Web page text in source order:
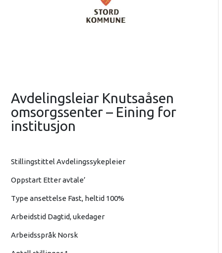
Avdelingsleiar Knutsaåsen
omsorgssenter – Eining for
institusjon
Stillingstittel Avdelingssykepleier
Oppstart Etter avtale’
Type ansettelse Fast, heltid 100%
Arbeidstid Dagtid, ukedager
Arbeidsspråk Norsk